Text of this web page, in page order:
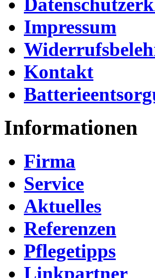
Impressum
Kontakt
Informationen
Firma
Service
Aktuelles
Referenzen
Pflegetipps
Linkpartner